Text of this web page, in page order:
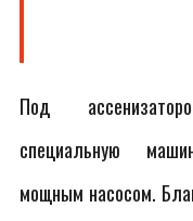
Под
специальную
мощным насосом.